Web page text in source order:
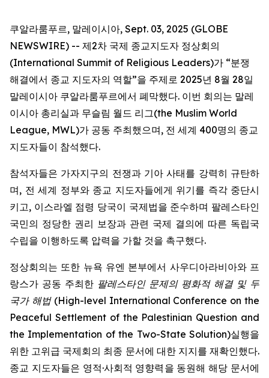
쿠알라룸푸르, 말레이시아, Sept. 03, 2025 (GLOBE
NEWSWIRE) -- 제2차 국제 종교지도자 정상회의
(International Summit of Religious Leaders)가 “분쟁
해결에서 종교 지도자의 역할”을 주제로 2025년 8월 28일
말레이시아 쿠알라룸푸르에서 폐막했다. 이번 회의는 말레
이시아 총리실과 무슬림 월드 리그(the Muslim World
League, MWL)가 공동 주최했으며, 전 세계 400명의 종교
지도자들이 참석했다.
참석자들은 가자지구의 전쟁과 기아 사태를 강력히 규탄하
며, 전 세계 정부와 종교 지도자들에게 위기를 즉각 중단시
키고, 이스라엘 점령 당국이 국제법을 준수하며 팔레스타인
국민의 정당한 권리 보장과 관련 국제 결의에 따른 독립국
수립을 이행하도록 압력을 가할 것을 촉구했다.
정상회의는 또한 뉴욕 유엔 본부에서 사우디아라비아와 프
랑스가 공동 주최한 팔레스타인 문제의 평화적 해결 및 두
국가 해법 (High-level International Conference on the
Peaceful Settlement of the Palestinian Question and
the Implementation of the Two-State Solution)실행을
위한 고위급 국제회의 최종 문서에 대한 지지를 재확인했다.
종교 지도자들은 영적·사회적 영향력을 동원해 해당 문서에